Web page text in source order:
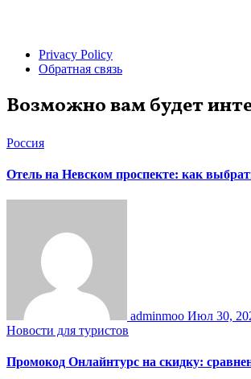
Privacy Policy
Обратная связь
Возможно вам будет
Россия
Отель на Невском проспекте: как
adminmoo Июл 30,
Новости для туристов
Промокод Онлайнтурс на скидку: